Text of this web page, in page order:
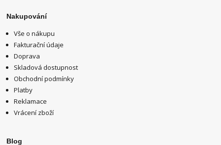
Nakupování
Vše o nákupu
Fakturační údaje
Doprava
Skladová dostupnost
Obchodní podmínky
Platby
Reklamace
Vrácení zboží
Blog